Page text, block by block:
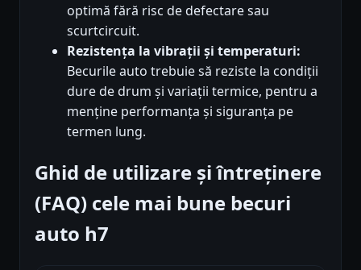
optimă fără risc de defectare sau
scurtcircuit.
Rezistența la vibrații și temperaturi:
Becurile auto trebuie să reziste la condiții
dure de drum și variații termice, pentru a
menține performanța și siguranța pe
termen lung.
Ghid de utilizare și întreținere
(FAQ) cele mai bune becuri
auto h7